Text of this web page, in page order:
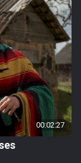
00:02:27